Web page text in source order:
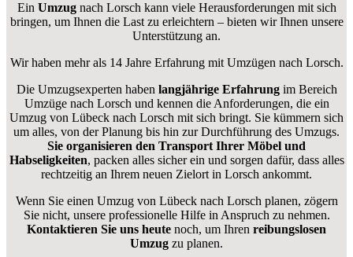
Ein Umzugnach Lorsch kann viele Herausforderungen mit sich
bringen, um Ihnen die Last zu erleichtern – bieten wir Ihnen unsere
Unterstützung an.
Wir haben mehr als 14 Jahre Erfahrung mit Umzügen nach Lorsch.
Die Umzugsexperten haben langjährige Erfahrungim Bereich
Umzüge nach Lorsch und kennen die Anforderungen, die ein
Umzug von Lübeck nach Lorsch mit sich bringt. Sie kümmern sich
um alles, von der Planung bis hin zur Durchführung des Umzugs.
Sie organisieren den Transport Ihrer Möbel und
Habseligkeiten, packen alles sicher ein und sorgen dafür, dass alles
rechtzeitig an Ihrem neuen Zielort in Lorsch ankommt.
Wenn Sie einen Umzug von Lübeck nach Lorsch planen, zögern
Sie nicht, unsere professionelle Hilfe in Anspruch zu nehmen.
Kontaktieren Sie uns heute noch, um Ihren reibungslosen
Umzug zu planen.